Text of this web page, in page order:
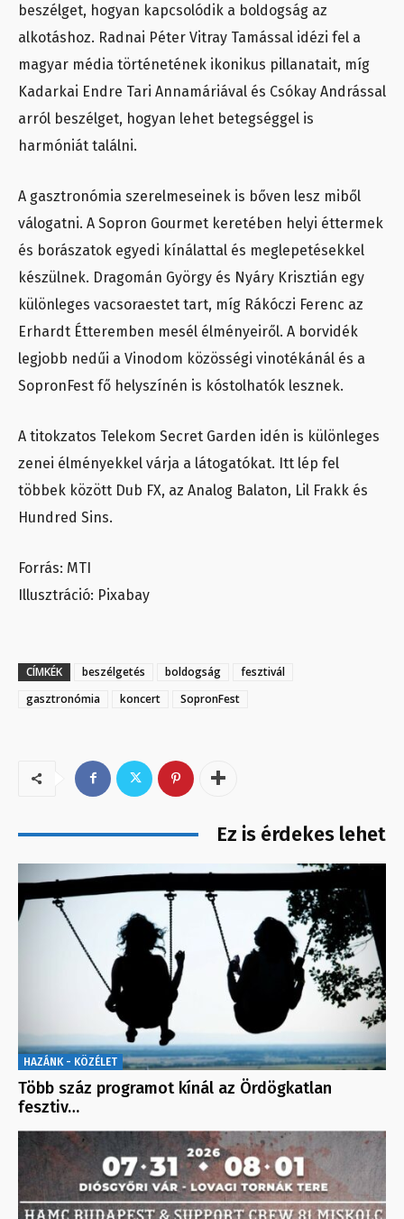
beszélget, hogyan kapcsolódik a boldogság az
alkotáshoz. Radnai Péter Vitray Tamással idézi fel a
magyar média történetének ikonikus pillanatait, míg
Kadarkai Endre Tari Annamáriával és Csókay Andrással
arról beszélget, hogyan lehet betegséggel is
harmóniát találni.
A gasztronómia szerelmeseinek is bőven lesz miből
válogatni. A Sopron Gourmet keretében helyi éttermek
és borászatok egyedi kínálattal és meglepetésekkel
készülnek. Dragomán György és Nyáry Krisztián egy
különleges vacsoraestet tart, míg Rákóczi Ferenc az
Erhardt Étteremben mesél élményeiről. A borvidék
legjobb nedűi a Vinodom közösségi vinotékánál és a
SopronFest fő helyszínén is kóstolhatók lesznek.
A titokzatos Telekom Secret Garden idén is különleges
zenei élményekkel várja a látogatókat. Itt lép fel
többek között Dub FX, az Analog Balaton, Lil Frakk és
Hundred Sins.
Forrás: MTI
Illusztráció: Pixabay
CÍMKÉK beszélgetés boldogság
fesztivál
gasztronómia
koncert SopronFest
Ez is érdekes lehet
HAZÁNK - KÖZÉLET
Több száz programot kínál az Ördögkatlan
fesztiv…